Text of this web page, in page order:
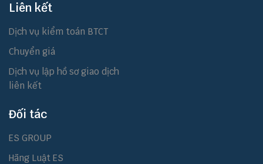
Liên kết
Dịch vụ kiểm toán BTCT
Chuyển giá
Dịch vụ lập hồ sơ giao dịch
liên kết
Đối tác
ES GROUP
Hãng Luật ES